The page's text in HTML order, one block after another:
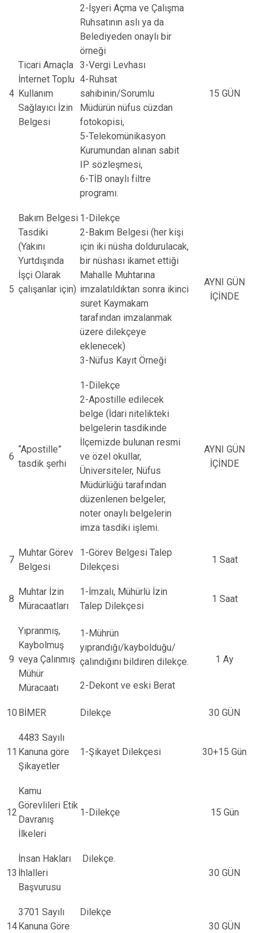
4
Ticari Amaçla
İnternet Toplu
Kullanım
Sağlayıcı İzin
Belgesi
2-İşyeri Açma ve Çalışma
Ruhsatının aslı ya da
Belediyeden onaylı bir
örneği
3-Vergi Levhası
4-Ruhsat
sahibinin/Sorumlu
Müdürün nüfus cüzdan
fotokopisi,
5-Telekomünikasyon
Kurumundan alınan sabit
IP sözleşmesi,
6-TİB onaylı filtre
programı.
15 GÜN
5
Bakım Belgesi
Tasdiki
(Yakını
Yurtdışında
İşçi Olarak
çalışanlar için)
1-Dilekçe
2-Bakım Belgesi (her kişi
için iki nüsha doldurulacak,
bir nüshası ikamet ettiği
Mahalle Muhtarına
imzalatıldıktan sonra ikinci
suret Kaymakam
tarafından imzalanmak
üzere dilekçeye
eklenecek)
3-Nüfus Kayıt Örneği
AYNI GÜN
İÇİNDE
6
“Apostille”
tasdik şerhi
1-Dilekçe
2-Apostille edilecek
belge (İdari nitelikteki
belgelerin tasdikinde
İlçemizde bulunan resmi
ve özel okullar,
Üniversiteler, Nüfus
Müdürlüğü tarafından
düzenlenen belgeler,
noter onaylı belgelerin
imza tasdiki işlemi.
AYNI GÜN
İÇİNDE
7
Muhtar Görev
Belgesi
1-Görev Belgesi Talep
Dilekçesi
1 Saat
8
Muhtar İzin
Müracaatları
1-İmzalı, Mühürlü İzin
Talep Dilekçesi
1 Saat
9
Yıpranmış,
Kaybolmuş
veya Çalınmış
Mühür
Müracaatı
1-Mührün
yıprandığı/kaybolduğu/
çalındığını bildiren dilekçe.
2-Dekont ve eski Berat
1 Ay
10 BİMER Dilekçe 30 GÜN
11
4483 Sayılı
Kanuna göre
Şikayetler
1-Şikayet Dilekçesi 30+15 Gün
12
Kamu
Görevlileri Etik
Davranış
İlkeleri
1-Dilekçe 15 Gün
13
İnsan Hakları
İhlalleri
Başvurusu
Dilekçe.
30 GÜN
14
3701 Sayılı
Kanuna Göre
Dilekçe
30 GÜN